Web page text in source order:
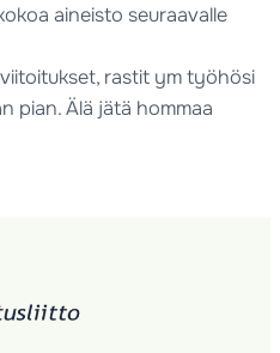
aineisto seuraavalle
rastit ym työhösi
pian. Älä jätä hommaa